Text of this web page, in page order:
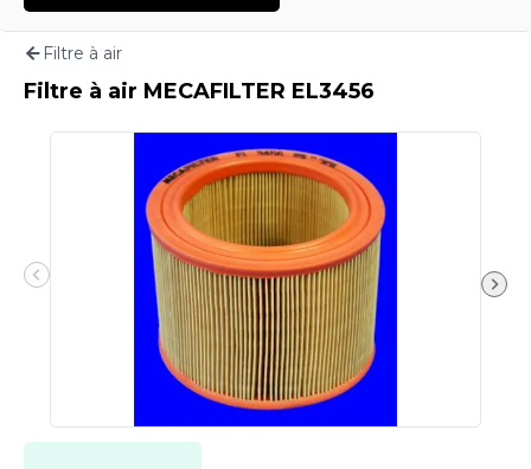
Filtre à air
Filtre à air MECAFILTER EL3456